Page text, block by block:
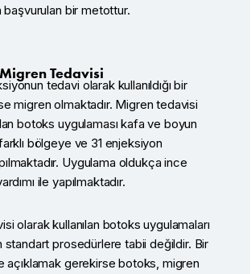
başvurulan bir metottur.
Tedavisi
tedavi olarak kullanıldığı bir
migren olmaktadır. Migren tedavisi
botoks uygulaması kafa ve boyun
bölgeye ve 31 enjeksiyon
Uygulama oldukça ince
ile yapılmaktadır.
olarak kullanılan botoks uygulamaları
standart prosedürlere tabii değildir. Bir
açıklamak gerekirse botoks, migren